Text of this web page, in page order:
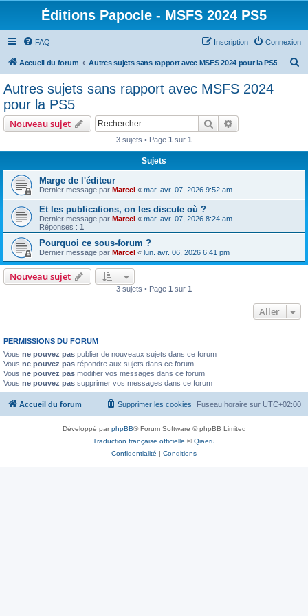
Éditions Papocle - MSFS 2024 PS5
FAQ Connexion
Inscription
Accueil du forum Autres sujets sans rapport avec MSFS 2024 pour la PS5
Autres sujets sans rapport avec MSFS 2024
pour la PS5
Nouveau sujet Rechercher
3 sujets • Page 1 sur 1
Sujets
Marge de l'éditeur
Dernier message par Marcel « mar. avr. 07, 2026 9:52 am
Et les publications, on les discute où ?
Dernier message par Marcel « mar. avr. 07, 2026 8:24 am
Réponses : 1
Pourquoi ce sous-forum ?
Dernier message par Marcel « lun. avr. 06, 2026 6:41 pm
Nouveau sujet
3 sujets • Page 1 sur 1
Aller
PERMISSIONS DU FORUM
Vous ne pouvez pas publier de nouveaux sujets dans ce forum
Vous ne pouvez pas répondre aux sujets dans ce forum
Vous ne pouvez pas modifier vos messages dans ce forum
Vous ne pouvez pas supprimer vos messages dans ce forum
Accueil du forum Fuseau horaire sur UTC+02:00
Supprimer les cookies
Développé parphpBB® Forum Software © phpBB Limited
Traduction française officielle ©Qiaeru
Confidentialité | Conditions